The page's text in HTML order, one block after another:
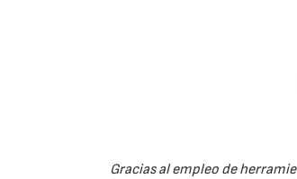
Gracias al empleo de